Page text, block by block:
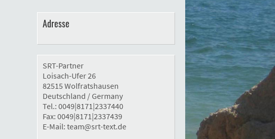
Adresse
SRT-Partner
Loisach-Ufer 26
82515 Wolfratshausen
Deutschland / Germany
Tel.: 0049|8171|2337440
Fax: 0049|8171|2337439
E-Mail: team@srt-text.de